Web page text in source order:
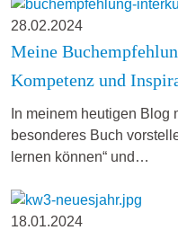
28.02.2024
Meine
Kompetenz und
In meinem heutigen Blog
besonderes Buch
lernen können“ und…
18.01.2024